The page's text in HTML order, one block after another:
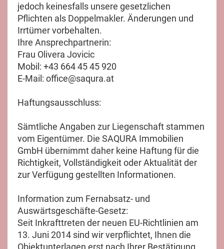
jedoch keinesfalls unsere gesetzlichen
Pflichten als Doppelmakler. Änderungen und
Irrtümer vorbehalten.
Ihre Ansprechpartnerin:
Frau Olivera Jovicic
Mobil: +43 664 45 45 920
E-Mail: office@saqura.at
Haftungsausschluss:
Sämtliche Angaben zur Liegenschaft stammen
vom Eigentümer. Die SAQURA Immobilien
GmbH übernimmt daher keine Haftung für die
Richtigkeit, Vollständigkeit oder Aktualität der
zur Verfügung gestellten Informationen.
Information zum Fernabsatz- und
Auswärtsgeschäfte-Gesetz:
Seit Inkrafttreten der neuen EU-Richtlinien am
13. Juni 2014 sind wir verpflichtet, Ihnen die
Objektunterlagen erst nach Ihrer Bestätigung